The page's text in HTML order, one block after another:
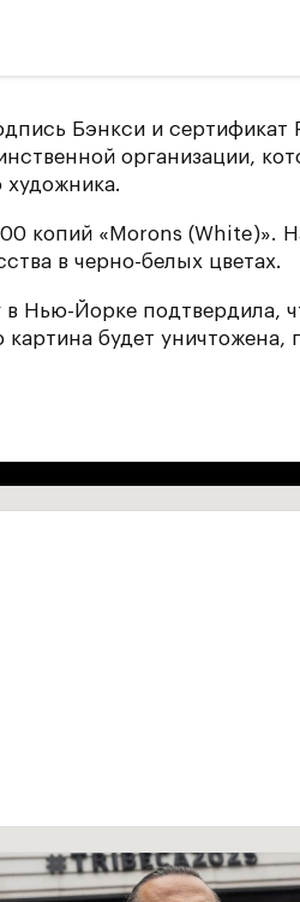
Бэнкси и
организации,
художника.
копий «Morons (White)».
в черно-белых цветах.
Нью-Йорке подтвердила,
будет уничтожена,